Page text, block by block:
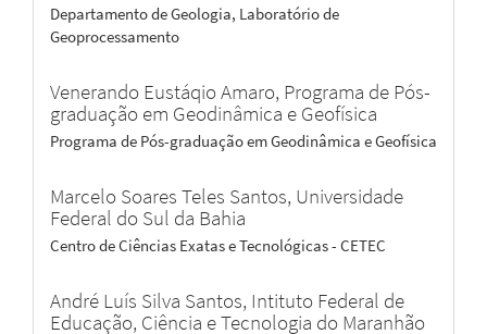
Departamento de Geologia, Laboratório de
Geoprocessamento
Venerando Eustáqio Amaro, Programa de Pós-
graduação em Geodinâmica e Geofísica
Programa de Pós-graduação em Geodinâmica e Geofísica
Marcelo Soares Teles Santos, Universidade
Federal do Sul da Bahia
Centro de Ciências Exatas e Tecnológicas - CETEC
André Luís Silva Santos, Intituto Federal de
Educação, Ciência e Tecnologia do Maranhão